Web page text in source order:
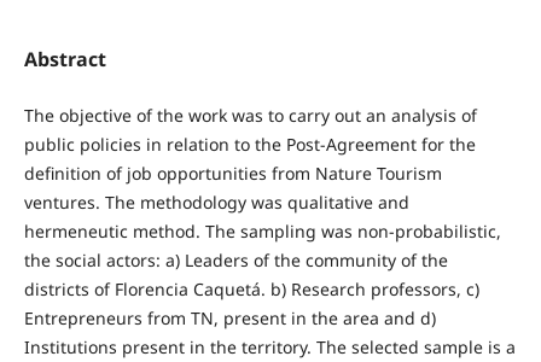
Abstract
The objective of the work was to carry out an analysis of
public policies in relation to the Post-Agreement for the
definition of job opportunities from Nature Tourism
ventures. The methodology was qualitative and
hermeneutic method. The sampling was non-probabilistic,
the social actors: a) Leaders of the community of the
districts of Florencia Caquetá. b) Research professors, c)
Entrepreneurs from TN, present in the area and d)
Institutions present in the territory. The selected sample is a